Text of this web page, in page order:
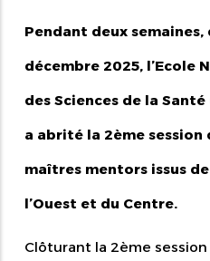
Pendant deux
décembre 2025, l’Ecole
des Sciences de la
a abrité la 2ème
maîtres mentors issus
l’Ouest et du Centre.
Clôturant la 2ème